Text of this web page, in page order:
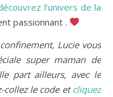
l’univers de la
passionnant .
Lucie vous
super maman de
part ailleurs, avec le
collez le code etcliquez